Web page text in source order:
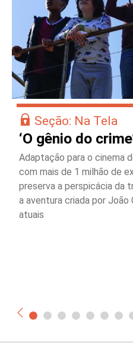
Seção: Na Tela
‘O gênio do
Adaptação para o cinema
com mais de 1 milhão de
preserva a perspicácia da
a aventura criada por João
atuais